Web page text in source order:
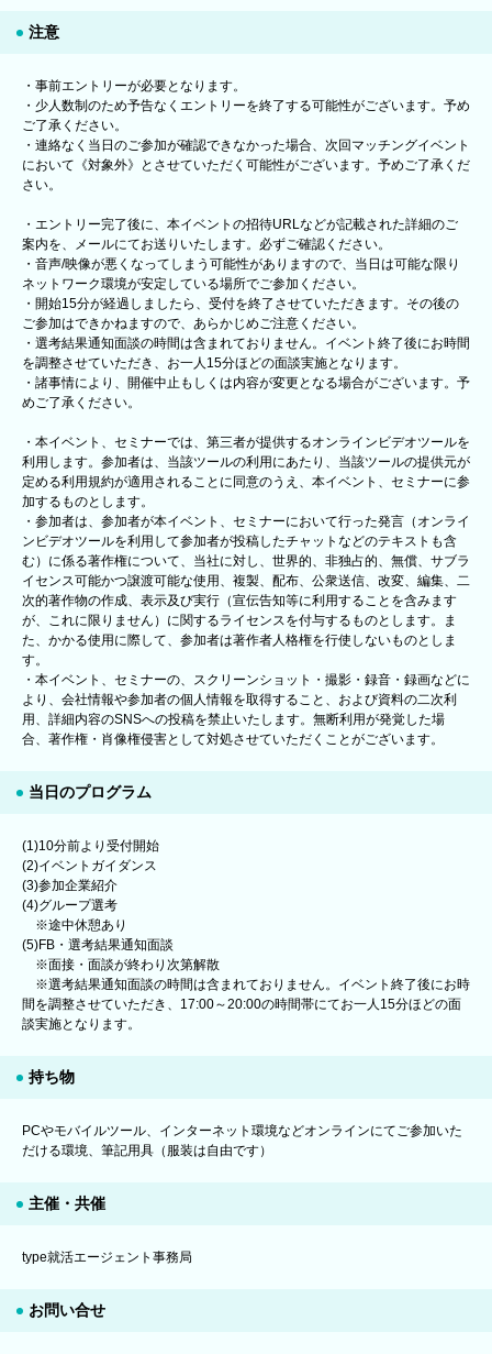
注意
・事前エントリーが必要となります。
・少人数制のため予告なくエントリーを終了する可能性がございます。予め
ご了承ください。
・連絡なく当日のご参加が確認できなかった場合、次回マッチングイベント
において《対象外》とさせていただく可能性がございます。予めご了承くだ
さい。
・エントリー完了後に、本イベントの招待URLなどが記載された詳細のご
案内を、メールにてお送りいたします。必ずご確認ください。
・音声/映像が悪くなってしまう可能性がありますので、当日は可能な限り
ネットワーク環境が安定している場所でご参加ください。
・開始15分が経過しましたら、受付を終了させていただきます。その後の
ご参加はできかねますので、あらかじめご注意ください。
・選考結果通知面談の時間は含まれておりません。イベント終了後にお時間
を調整させていただき、お一人15分ほどの面談実施となります。
・諸事情により、開催中止もしくは内容が変更となる場合がございます。予
めご了承ください。
・本イベント、セミナーでは、第三者が提供するオンラインビデオツールを
利用します。参加者は、当該ツールの利用にあたり、当該ツールの提供元が
定める利用規約が適用されることに同意のうえ、本イベント、セミナーに参
加するものとします。
・参加者は、参加者が本イベント、セミナーにおいて行った発言（オンライ
ンビデオツールを利用して参加者が投稿したチャットなどのテキストも含
む）に係る著作権について、当社に対し、世界的、非独占的、無償、サブラ
イセンス可能かつ譲渡可能な使用、複製、配布、公衆送信、改変、編集、二
次的著作物の作成、表示及び実行（宣伝告知等に利用することを含みます
が、これに限りません）に関するライセンスを付与するものとします。ま
た、かかる使用に際して、参加者は著作者人格権を行使しないものとしま
す。
・本イベント、セミナーの、スクリーンショット・撮影・録音・録画などに
より、会社情報や参加者の個人情報を取得すること、および資料の二次利
用、詳細内容のSNSへの投稿を禁止いたします。無断利用が発覚した場
合、著作権・肖像権侵害として対処させていただくことがございます。
当日のプログラム
(1)10分前より受付開始
(2)イベントガイダンス
(3)参加企業紹介
(4)グループ選考
※途中休憩あり
(5)FB・選考結果通知面談
※面接・面談が終わり次第解散
※選考結果通知面談の時間は含まれておりません。イベント終了後にお時
間を調整させていただき、17:00～20:00の時間帯にてお一人15分ほどの面
談実施となります。
持ち物
PCやモバイルツール、インターネット環境などオンラインにてご参加いた
だける環境、筆記用具（服装は自由です）
主催・共催
type就活エージェント事務局
お問い合せ